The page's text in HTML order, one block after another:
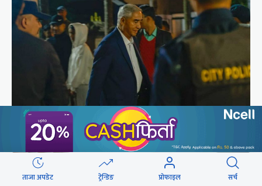
शेरबहादुर देउवा साउन २६ गते स्वदेश फर्किने
ताजा अपडेट ट्रेन्डिङ प्रोफाइल सर्च